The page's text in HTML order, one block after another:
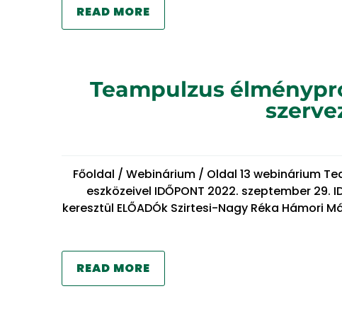
READ MORE
Teampulzus
Főoldal / Webinárium / Oldal 13 webinárium
eszközeivel IDŐPONT 2022. szeptember 29.
keresztül ELŐADÓk Szirtesi-Nagy Réka Hámori
READ MORE